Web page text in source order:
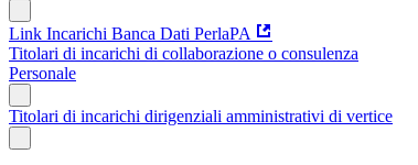
Link Incarichi Banca Dati PerlaPA
Titolari di incarichi di collaborazione o consulenza
Personale
Titolari di incarichi dirigenziali amministrativi di vertice